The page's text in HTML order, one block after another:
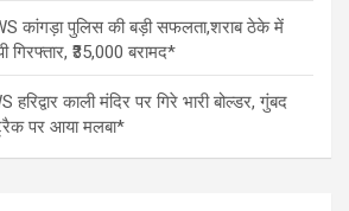
कांगड़ा पुलिस की बड़ी सफलता,शराब ठेके में
गिरफ्तार, ₹35,000 बरामद*
काली मंदिर पर गिरे भारी बोल्डर, गुंबद
पर आया मलबा*